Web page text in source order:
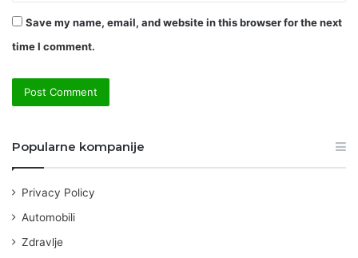
Save my name, email, and website in this browser for the next
time I comment.
Popularne kompanije
Privacy Policy
Automobili
Zdravlje